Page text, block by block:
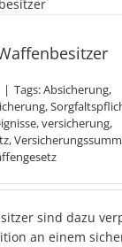
| Tags:Absicherung,
,
,versicherung,
,
sind dazu
an einem